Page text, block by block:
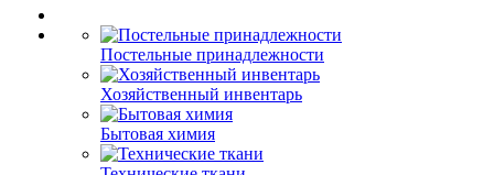
Постельные принадлежности
Хозяйственный инвентарь
Бытовая химия